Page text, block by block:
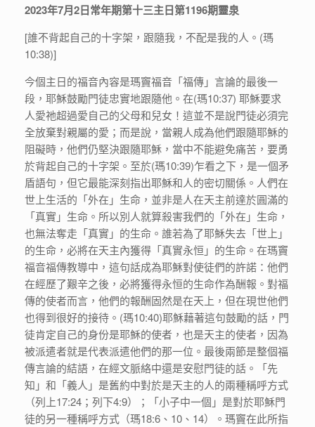
2023年7月2日常年期第十三主日第1196期靈泉
[誰不背起自己的十字架，跟隨我，不配是我的人。(瑪
10:38)]
今個主日的福音內容是瑪竇福音「福傳」言論的最後一
段，耶穌鼓勵門徒忠實地跟隨他。在(瑪10:37) 耶穌要求
人愛祂超過愛自己的父母和兒女！這並不是說門徒必須完
全放棄對親屬的愛；而是說，當親人成為他們跟隨耶穌的
阻礙時，他們仍堅決跟隨耶穌，當中不能避免痛苦，要勇
於背起自己的十字架。至於(瑪10:39)乍看之下，是一個矛
盾語句，但它最能深刻指出耶穌和人的密切關係。人們在
世上生活的「外在」生命，並非是人在天主前達於圓滿的
「真實」生命。所以別人就算殺害我們的「外在」生命，
也無法奪走「真實」的生命。誰若為了耶穌失去「世上」
的生命，必將在天主內獲得「真實永恒」的生命。在瑪竇
福音福傳教導中，這句話成為耶穌對使徒們的許諾：他們
在經歷了艱辛之後，必將獲得永恒的生命作為酬報。對福
傳的使者而言，他們的報酬固然是在天上，但在現世他們
也得到很好的接待。(瑪10:40)耶穌藉著這句鼓勵的話，門
徒肯定自己的身份是耶穌的使者，也是天主的使者，因為
被派遣者就是代表派遣他們的那一位。最後兩節是整個福
傳言論的結語，在經文脈絡中還是安慰門徒的話。「先
知」和「義人」是舊約中對於是天主的人的兩種稱呼方式
（列上17:24；列下4:9）；「小子中一個」是對於耶穌門
徒的另一種稱呼方式（瑪18:6、10、14）。瑪竇在此所指